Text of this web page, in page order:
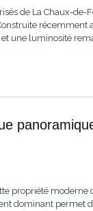
de La Chaux-
récemment
une luminosité
propriété
dominant permet